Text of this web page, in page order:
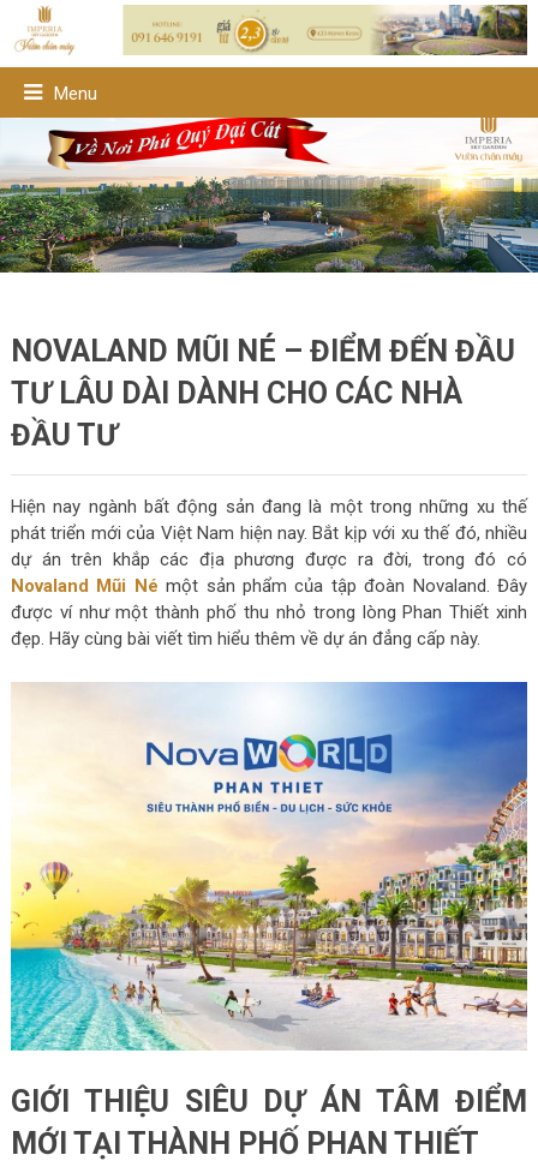
Menu
NOVALAND MŨI NÉ – ĐIỂM ĐẾN ĐẦU
TƯ LÂU DÀI DÀNH CHO CÁC NHÀ
ĐẦU TƯ
Hiện nay ngành bất động sản đang là một trong những xu thế
phát triển mới của Việt Nam hiện nay. Bắt kịp với xu thế đó, nhiều
dự án trên khắp các địa phương được ra đời, trong đó có
Novaland Mũi Né một sản phẩm của tập đoàn Novaland. Đây
được ví như một thành phố thu nhỏ trong lòng Phan Thiết xinh
đẹp. Hãy cùng bài viết tìm hiểu thêm về dự án đẳng cấp này.
GIỚI THIỆU SIÊU DỰ ÁN TÂM ĐIỂM
MỚI TẠI THÀNH PHỐ PHAN THIẾT